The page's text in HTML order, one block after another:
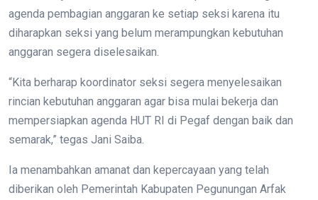
agenda pembagian anggaran ke setiap seksi karena itu
diharapkan seksi yang belum merampungkan kebutuhan
anggaran segera diselesaikan.
“Kita berharap koordinator seksi segera menyelesaikan
rincian kebutuhan anggaran agar bisa mulai bekerja dan
mempersiapkan agenda HUT RI di Pegaf dengan baik dan
semarak,” tegas Jani Saiba.
Ia menambahkan amanat dan kepercayaan yang telah
diberikan oleh Pemerintah Kabupaten Pegunungan Arfak